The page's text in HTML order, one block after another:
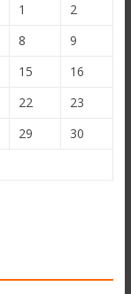
1
2
8
9
15
16
22
23
29
30